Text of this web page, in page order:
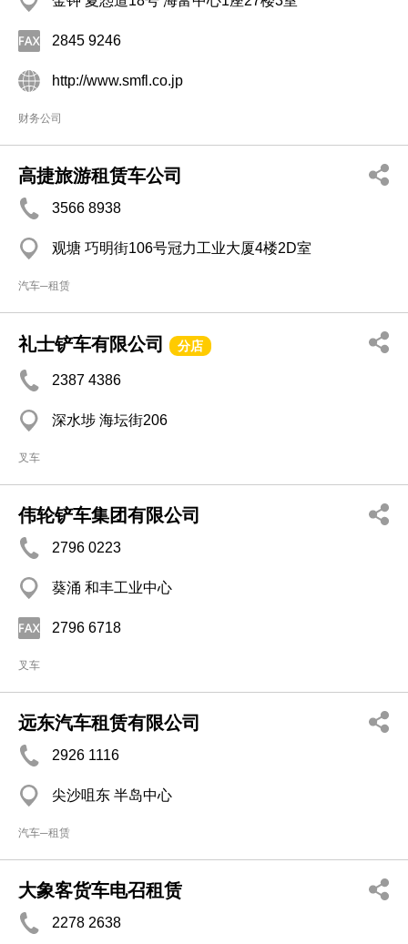
2845 9246
http://www.smfl.co.jp
财务公司
高捷旅游租赁车公司
3566 8938
观塘 巧明街106号冠力工业大厦4楼2D室
汽车─租赁
礼士铲车有限公司 分店
2387 4386
深水埗 海坛街206
叉车
伟轮铲车集团有限公司
2796 0223
葵涌 和丰工业中心
2796 6718
叉车
远东汽车租赁有限公司
2926 1116
尖沙咀东 半岛中心
汽车─租赁
大象客货车电召租赁
2278 2638